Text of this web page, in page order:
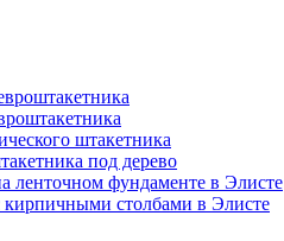
штакетника
под дерево
ленточном фундаменте в Элисте
кирпичными столбами в Элисте